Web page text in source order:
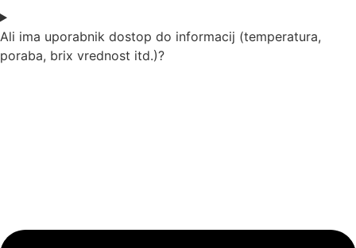
Ali ima uporabnik dostop do informacij (temperatura,
poraba, brix vrednost itd.)?